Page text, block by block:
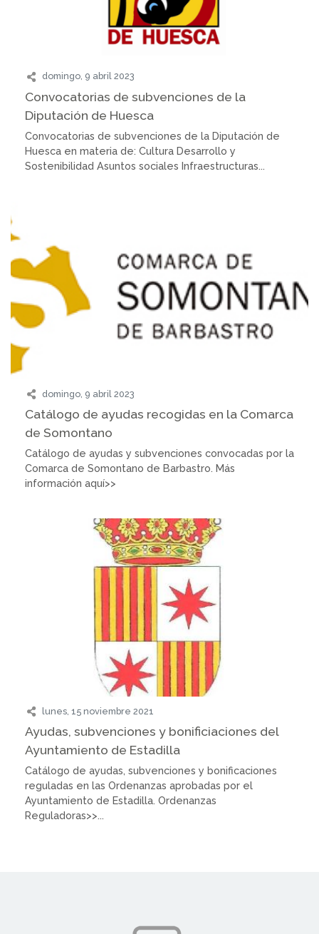
domingo, 9 abril 2023
Convocatorias de subvenciones de la
Diputación de Huesca
Convocatorias de subvenciones de la Diputación de
Huesca en materia de: Cultura Desarrollo y
Sostenibilidad Asuntos sociales Infraestructuras...
domingo, 9 abril 2023
Catálogo de ayudas recogidas en la Comarca
de Somontano
Catálogo de ayudas y subvenciones convocadas por la
Comarca de Somontano de Barbastro. Más
información aquí>>
lunes, 15 noviembre 2021
Ayudas, subvenciones y bonificiaciones del
Ayuntamiento de Estadilla
Catálogo de ayudas, subvenciones y bonificaciones
reguladas en las Ordenanzas aprobadas por el
Ayuntamiento de Estadilla. Ordenanzas
Reguladoras>>...